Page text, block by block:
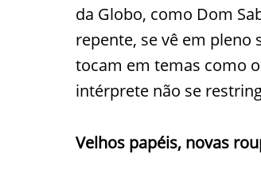
da Globo, como Dom
repente, se vê em pleno
tocam em temas como
intérprete não se
Velhos papéis, novas